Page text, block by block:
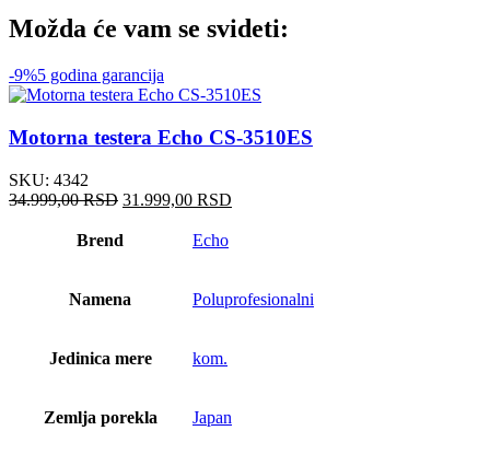
Možda će vam se svideti:
-9%5 godina garancija
Motorna testera Echo CS-3510ES
SKU: 4342
34.999,00RSD Оригинална
је
31.999,00 RSD
Brend Echo
Namena Poluprofesionalni
Jedinica mere kom.
Zemlja porekla Japan